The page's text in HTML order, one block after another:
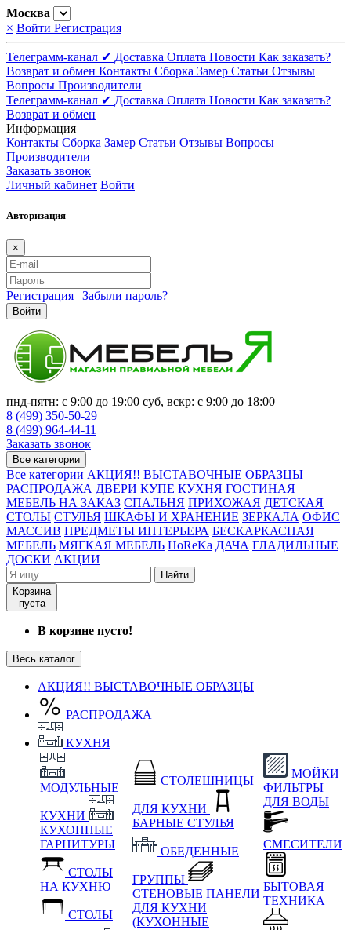
Москва
× Войти Регистрация
Телеграмм-канал ✔ Доставка Оплата Новости Как заказать?
Возврат и обмен Контакты Сборка Замер Статьи Отзывы
Вопросы Производители
Телеграмм-канал ✔ Доставка Оплата Новости Как заказать?
Возврат и обмен
Информация
Контакты Сборка Замер Статьи Отзывы Вопросы
Производители
Заказать звонок
Личный кабинет Войти
Авторизация
×
Регистрация | Забыли пароль?
Войти
пнд-пятн: с 9:00 до 19:00 суб, вскр: с 9:00 до 18:00
8 (499) 350-50-29
8 (499) 964-44-11
Заказать звонок
Все категории
Все категории АКЦИЯ!! ВЫСТАВОЧНЫЕ ОБРАЗЦЫ
РАСПРОДАЖА ДВЕРИ КУПЕ КУХНЯ ГОСТИНАЯ
МЕБЕЛЬ НА ЗАКАЗ СПАЛЬНЯ ПРИХОЖАЯ ДЕТСКАЯ
СТОЛЫ СТУЛЬЯ ШКАФЫ И ХРАНЕНИЕ ЗЕРКАЛА ОФИС
МАССИВ ПРЕДМЕТЫ ИНТЕРЬЕРА БЕСКАРКАСНАЯ
МЕБЕЛЬ МЯГКАЯ МЕБЕЛЬ HoReKa ДАЧА ГЛАДИЛЬНЫЕ
ДОСКИ АКЦИИ
Найти
Корзина
пуста
В корзине пусто!
Весь каталог
АКЦИЯ!! ВЫСТАВОЧНЫЕ ОБРАЗЦЫ
РАСПРОДАЖА
КУХНЯ
МОДУЛЬНЫЕ
КУХНИ
КУХОННЫЕ
ГАРНИТУРЫ
СТОЛЫ
НА КУХНЮ
СТОЛЫ
СТОЛЕШНИЦЫ
ДЛЯ КУХНИ
БАРНЫЕ СТУЛЬЯ
ОБЕДЕННЫЕ
ГРУППЫ
СТЕНОВЫЕ ПАНЕЛИ
ДЛЯ КУХНИ
(КУХОННЫЕ
МОЙКИ
ФИЛЬТРЫ
ДЛЯ ВОДЫ
СМЕСИТЕЛИ
БЫТОВАЯ
ТЕХНИКА